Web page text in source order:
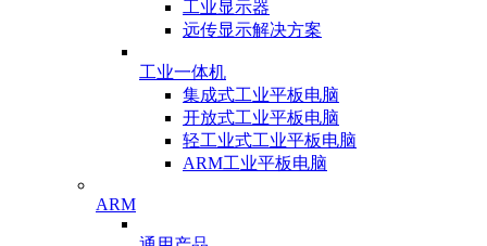
工业显示器
远传显示解决方案
工业一体机
集成式工业平板电脑
开放式工业平板电脑
轻工业式工业平板电脑
ARM工业平板电脑
ARM